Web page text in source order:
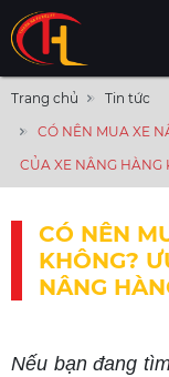
Trang chủ
Tin tức
CÓ NÊN MUA XE
CỦA XE NÂNG HÀNG
CÓ NÊN
KHÔNG?
NÂNG
Nếu bạn đang